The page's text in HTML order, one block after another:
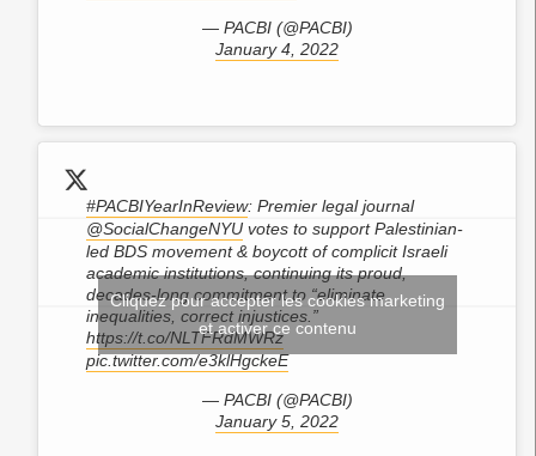
— PACBI (@PACBI)
January 4, 2022
#PACBIYearInReview: Premier legal journal
@SocialChangeNYU votes to support Palestinian-
led BDS movement & boycott of complicit Israeli
academic institutions, continuing its proud,
decades-long commitment to “eliminate
inequalities, correct injustices.”
https://t.co/NLTFRdMWRz
pic.twitter.com/e3klHgckeE
— PACBI (@PACBI)
January 5, 2022
Cliquez pour accepter les cookies marketing
et activer ce contenu